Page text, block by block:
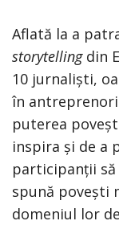
Aflată la a
storytellingdin
10 jurnaliști,
în
puterea
inspira și de a
participanții să
spună povești
domeniul lor